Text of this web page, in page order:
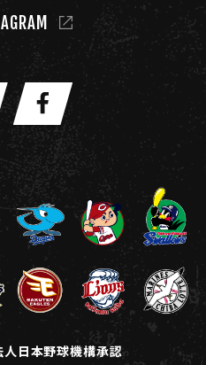
人日本野球機構承認